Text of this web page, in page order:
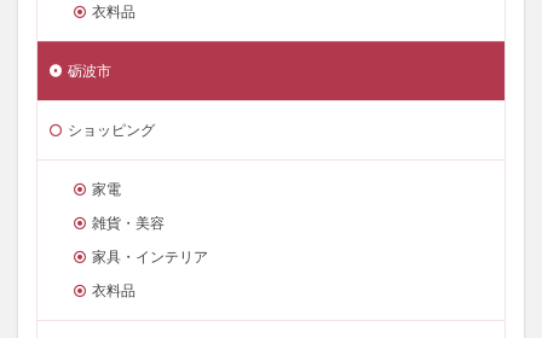
衣料品
砺波市
ショッピング
家電
雑貨・美容
家具・インテリア
衣料品